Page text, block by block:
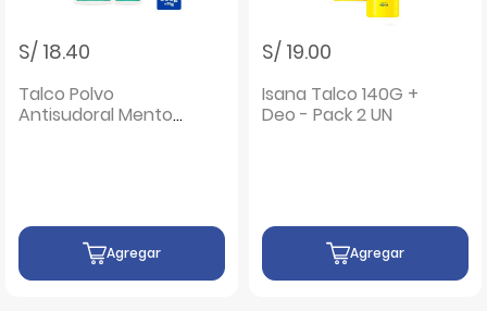
S/ 18.40
Talco Polvo
Antisudoral Mentol
Agregar
S/ 19.00
Isana Talco 140G +
Deo - Pack 2 UN
Agregar